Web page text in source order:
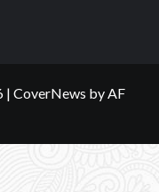
| CoverNews by AF